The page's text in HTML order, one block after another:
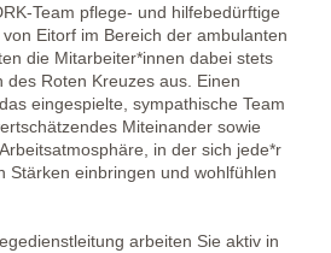
Team pflege- und hilfebedürftige
Eitorf im Bereich der ambulanten
die Mitarbeiter*innen dabei stets
des Roten Kreuzes aus. Einen
eingespielte, sympathische Team
Miteinander sowie
in der sich jede*r
Stärken einbringen und wohlfühlen
arbeiten Sie aktiv in